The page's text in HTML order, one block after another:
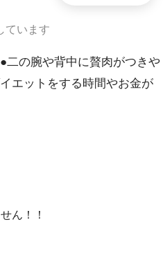
ています
の腕や背中に贅肉がつきや
エットをする時間やお金が
ん！！